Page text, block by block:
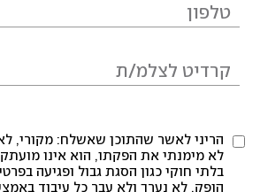
הריני לאשר שהתוכן שאשלח: מקורי, לא
לא מימנתי את הפקתו, הוא אינו
בלתי חוקי כגון הסגת גבול ופגיעה
הופק, לא נערך ולא עבר כל עיבוד